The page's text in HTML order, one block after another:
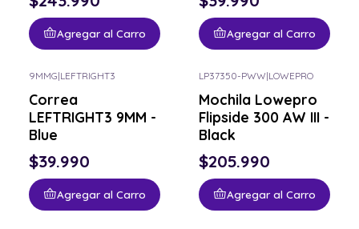
Agregar al Carro Agregar al Carro
9MMG|LEFTRIGHT3
Correa
LEFTRIGHT3 9MM -
Blue
$39.990
Agregar al Carro
LP37350-PWW|LOWEPRO
Mochila Lowepro
Flipside 300 AW III -
Black
$205.990
Agregar al Carro